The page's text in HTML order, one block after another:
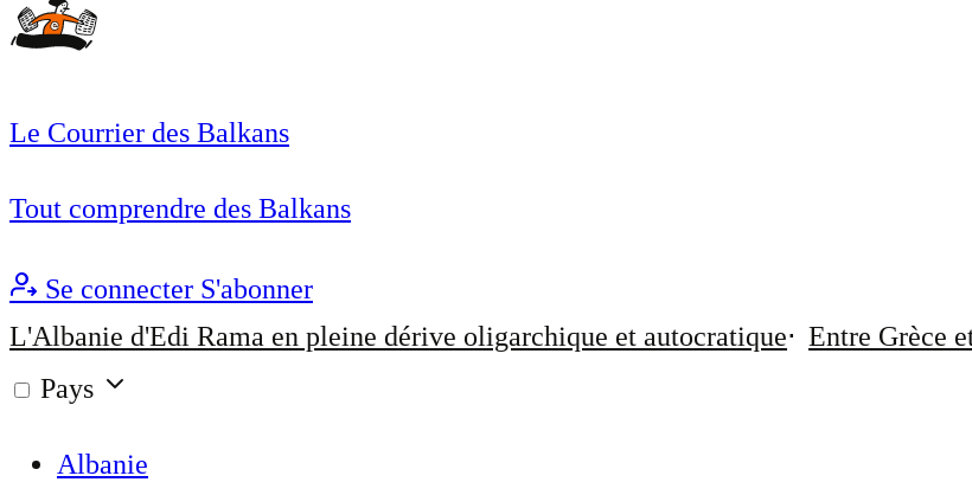
Le Courrier des Balkans
Tout comprendre des Balkans
Se connecter S'abonner
L'Albanie d'Edi Rama en pleine dérive oligarchique et autocratique
Entre Grèce
Pays
Albanie